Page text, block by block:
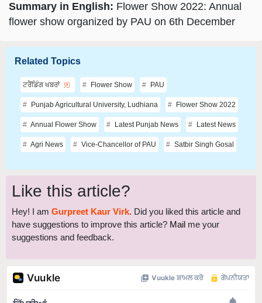
Summary in English: Flower Show 2022: Annual
flower show organized by PAU on 6th December
Related Topics
ਟਰੈਂਡਿੰਗ ਖਬਰਾਂ Flower Show PAU
Punjab Agricultural University, Ludhiana Flower Show 2022
Annual Flower Show Latest Punjab News Latest News
Agri News Vice-Chancellor of PAU Satbir Singh Gosal
Like this article?
Hey! I am Gurpreet Kaur Virk. Did you liked this article and
have suggestions to improve this article? Mail me your
suggestions and feedback.